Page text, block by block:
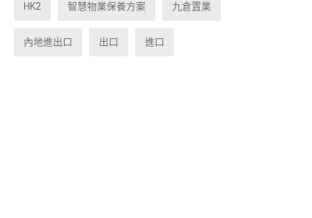
HK2 智慧物業保養方案 九倉置業
內地進出口 出口 進口